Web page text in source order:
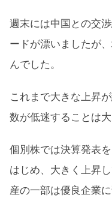
週末には中国との交
ードが漂いましたが
んでした。
これまで大きな上昇
数が低迷することは
個別株では決算発表
はじめ、大きく上昇
産の一部は優良企業